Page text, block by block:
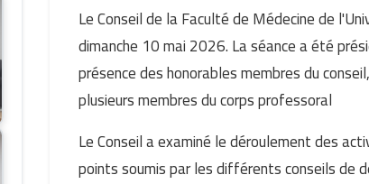
Le Conseil de la Faculté de Médecine de
dimanche 10 mai 2026. La séance a été
présence des honorables membres du
plusieurs membres du corps professoral
Le Conseil a examiné le déroulement des
points soumis par les différents conseils de